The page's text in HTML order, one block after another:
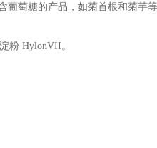
葡萄糖的产品，如菊首根和菊芋
粉 HylonVII。